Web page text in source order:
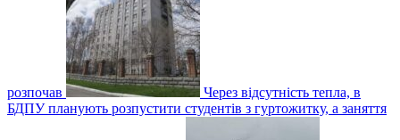
розпочав
Через відсутність тепла, в
БДПУ планують розпустити студентів з гуртожитку, а заняття